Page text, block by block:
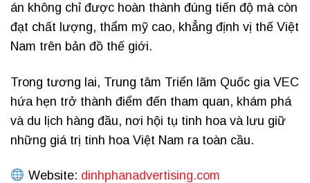
án không chỉ được hoàn thành đúng tiến độ mà còn
đạt chất lượng, thẩm mỹ cao, khẳng định vị thế Việt
Nam trên bản đồ thế giới.
Trong tương lai, Trung tâm Triển lãm Quốc gia VEC
hứa hẹn trở thành điểm đến tham quan, khám phá
và du lịch hàng đầu, nơi hội tụ tinh hoa và lưu giữ
những giá trị tinh hoa Việt Nam ra toàn cầu.
Website: dinhphanadvertising.com